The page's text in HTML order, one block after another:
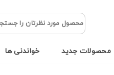
محصولات جدید خواندنی ها